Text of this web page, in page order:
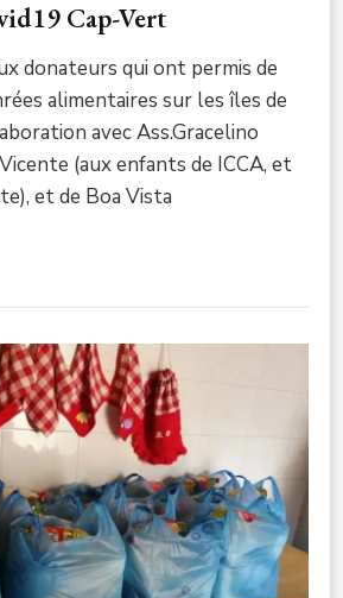
Cap-Vert
donateurs qui ont permis de
alimentaires sur les îles de
avec Ass.Gracelino
(aux enfants de ICCA, et
et de Boa Vista